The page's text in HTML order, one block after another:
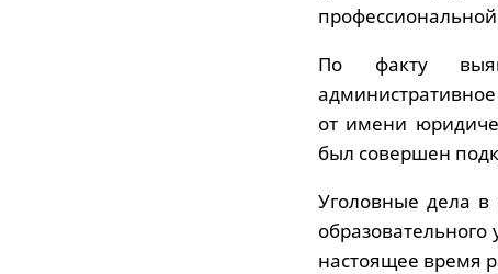
По факту
от имени
был совершен
Уголовные дела в
настоящее время